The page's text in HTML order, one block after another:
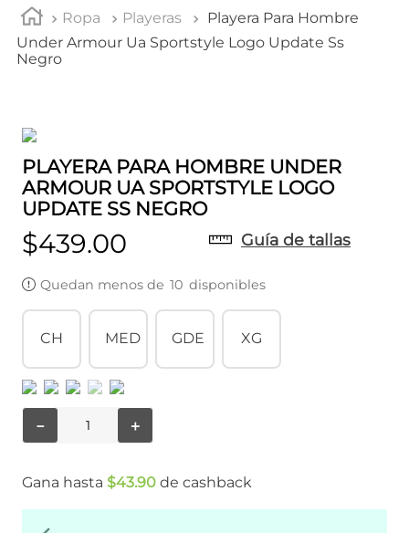
Ropa Playeras
Playera Para Hombre
Under Armour Ua Sportstyle Logo Update Ss
Negro
PLAYERA PARA HOMBRE UNDER
ARMOUR UA SPORTSTYLE LOGO
UPDATE SS NEGRO
$439.00 Guía de tallas
Quedan menos de 10 disponibles
CH MED GDE XG
＋
－
Gana hasta $43.90 de cashback
5. tenis